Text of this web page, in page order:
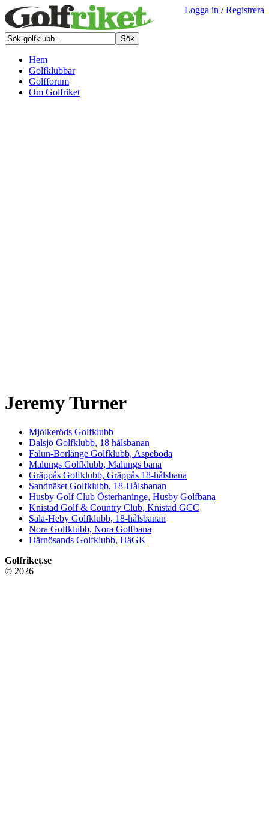
Logga in /Registrera
Hem
Golfklubbar
Golfforum
Om Golfriket
Jeremy Turner
Mjölkeröds Golfklubb
Dalsjö Golfklubb, 18 hålsbanan
Falun-Borlänge Golfklubb, Aspeboda
Malungs Golfklubb, Malungs bana
Gräppås Golfklubb, Gräppås 18-hålsbana
Sandnäset Golfklubb, 18-Hålsbanan
Husby Golf Club Österhaninge, Husby Golfbana
Knistad Golf & Country Club, Knistad GCC
Sala-Heby Golfklubb, 18-hålsbanan
Nora Golfklubb, Nora Golfbana
Härnösands Golfklubb, HäGK
Golfriket.se
© 2026